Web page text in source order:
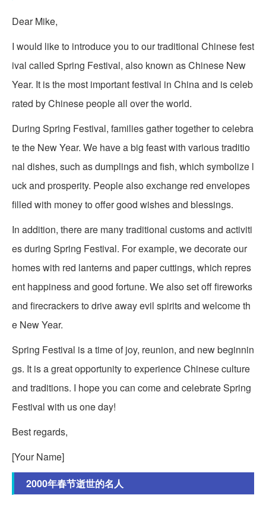
Dear Mike,
I would like to introduce you to our traditional Chinese fest
ival called Spring Festival, also known as Chinese New
Year. It is the most important festival in China and is celeb
rated by Chinese people all over the world.
During Spring Festival, families gather together to celebra
te the New Year. We have a big feast with various traditio
nal dishes, such as dumplings and fish, which symbolize l
uck and prosperity. People also exchange red envelopes
filled with money to offer good wishes and blessings.
In addition, there are many traditional customs and activiti
es during Spring Festival. For example, we decorate our
homes with red lanterns and paper cuttings, which repres
ent happiness and good fortune. We also set off fireworks
and firecrackers to drive away evil spirits and welcome th
e New Year.
Spring Festival is a time of joy, reunion, and new beginnin
gs. It is a great opportunity to experience Chinese culture
and traditions. I hope you can come and celebrate Spring
Festival with us one day!
Best regards,
[Your Name]
2000年春节逝世的名人